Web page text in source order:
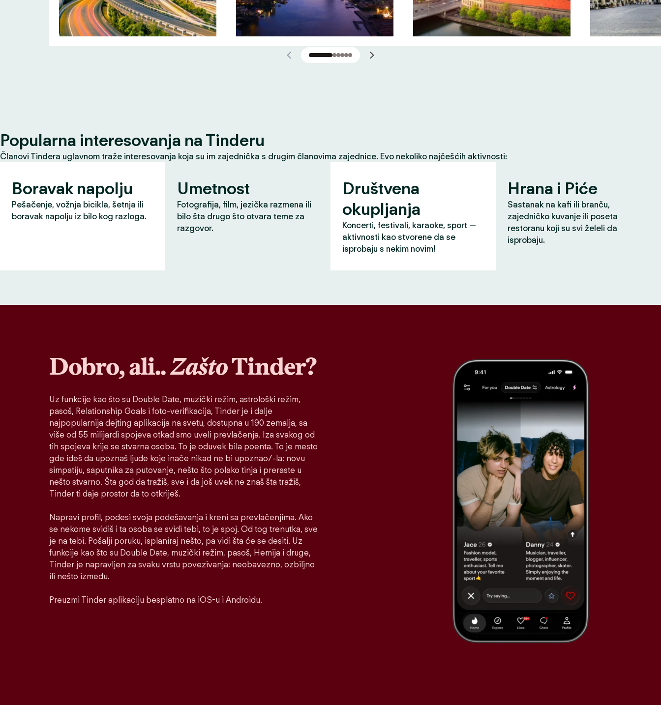
Popularna interesovanja na Tinderu
Članovi Tindera uglavnom traže interesovanja koja su im zajednička s drugim članovima zajednice. Evo nekoliko najčešćih aktivnosti:
Boravak napolju
Pešačenje, vožnja bicikla, šetnja ili
boravak napolju iz bilo kog razloga.
Umetnost
Fotografija, film, jezička razmena ili
bilo šta drugo što otvara teme za
razgovor.
Društvena
okupljanja
Koncerti, festivali, karaoke, sport —
aktivnosti kao stvorene da se
isprobaju s nekim novim!
Hrana i Piće
Sastanak na kafi ili branču,
zajedničko kuvanje ili poseta
restoranu koji su svi želeli da
isprobaju.
Dobro, ali..ZaštoTinder?
Uz funkcije kao što su Double Date, muzički režim, astrološki režim,
pasoš, Relationship Goals i foto-verifikacija, Tinder je i dalje
najpopularnija dejting aplikacija na svetu, dostupna u 190 zemalja, sa
više od 55 milijardi spojeva otkad smo uveli prevlačenja. Iza svakog od
tih spojeva krije se stvarna osoba. To je oduvek bila poenta. To je mesto
gde ideš da upoznaš ljude koje inače nikad ne bi upoznao/-la: novu
simpatiju, saputnika za putovanje, nešto što polako tinja i preraste u
nešto stvarno. Šta god da tražiš, sve i da još uvek ne znaš šta tražiš,
Tinder ti daje prostor da to otkriješ.
Napravi profil, podesi svoja podešavanja i kreni sa prevlačenjima. Ako
se nekome svidiš i ta osoba se svidi tebi, to je spoj. Od tog trenutka, sve
je na tebi. Pošalji poruku, isplaniraj nešto, pa vidi šta će se desiti. Uz
funkcije kao što su Double Date, muzički režim, pasoš, Hemija i druge,
Tinder je napravljen za svaku vrstu povezivanja: neobavezno, ozbiljno
ili nešto između.
Preuzmi Tinder aplikaciju besplatno na iOS-u i Androidu.